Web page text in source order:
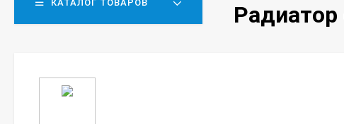
КАТАЛОГ ТОВАРОВ Радиатор